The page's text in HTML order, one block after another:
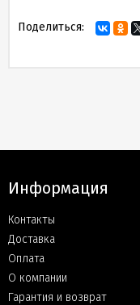
Поделиться:
Информация
Контакты
Доставка
Оплата
О компании
Гарантия и возврат